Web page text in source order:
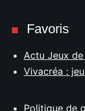
Favoris
Actu Jeux
Vivacréa :
Politique de